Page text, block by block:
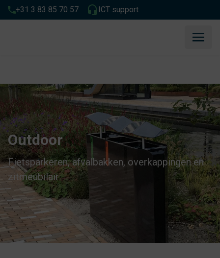
+31 3 83 85 70 57 ICT support
Home » Outdoor
Outdoor
Fietsparkeren, afvalbakken, overkappingen en
zitmeubilair